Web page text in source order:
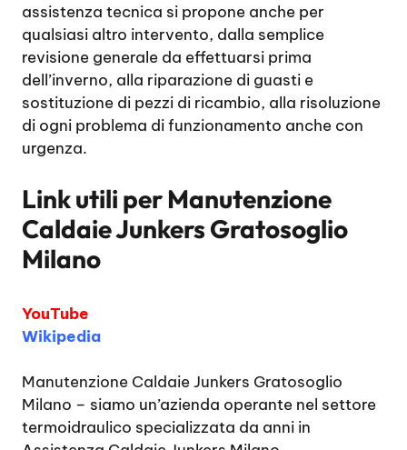
assistenza tecnica si propone anche per
qualsiasi altro intervento, dalla semplice
revisione generale da effettuarsi prima
dell’inverno, alla riparazione di guasti e
sostituzione di pezzi di ricambio, alla risoluzione
di ogni problema di funzionamento anche con
urgenza.
Link utili perManutenzione
Caldaie Junkers Gratosoglio
Milano
YouTube
Wikipedia
Manutenzione Caldaie Junkers Gratosoglio
Milano – siamo un’azienda operante nel settore
termoidraulico specializzata da anni in